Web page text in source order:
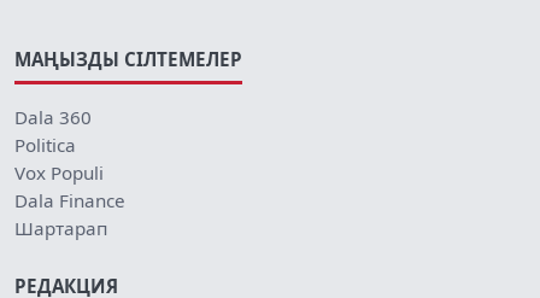
МАҢЫЗДЫ СІЛТЕМЕЛЕР
Dala 360
Politica
Vox Populi
Dala Finance
Шартарап
РЕДАКЦИЯ